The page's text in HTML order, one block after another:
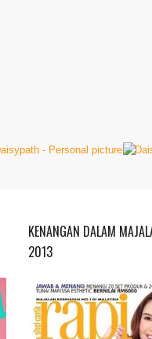
KENANGAN DALAM
2013